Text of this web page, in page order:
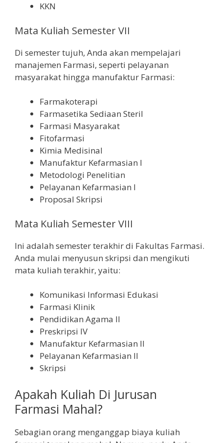
KKN
Mata Kuliah Semester VII
Di semester tujuh, Anda akan mempelajari
manajemen Farmasi, seperti pelayanan
masyarakat hingga manufaktur Farmasi:
Farmakoterapi
Farmasetika Sediaan Steril
Farmasi Masyarakat
Fitofarmasi
Kimia Medisinal
Manufaktur Kefarmasian I
Metodologi Penelitian
Pelayanan Kefarmasian I
Proposal Skripsi
Mata Kuliah Semester VIII
Ini adalah semester terakhir di Fakultas Farmasi.
Anda mulai menyusun skripsi dan mengikuti
mata kuliah terakhir, yaitu:
Komunikasi Informasi Edukasi
Farmasi Klinik
Pendidikan Agama II
Preskripsi IV
Manufaktur Kefarmasian II
Pelayanan Kefarmasian II
Skripsi
Apakah Kuliah Di Jurusan
Farmasi Mahal?
Sebagian orang menganggap biaya kuliah